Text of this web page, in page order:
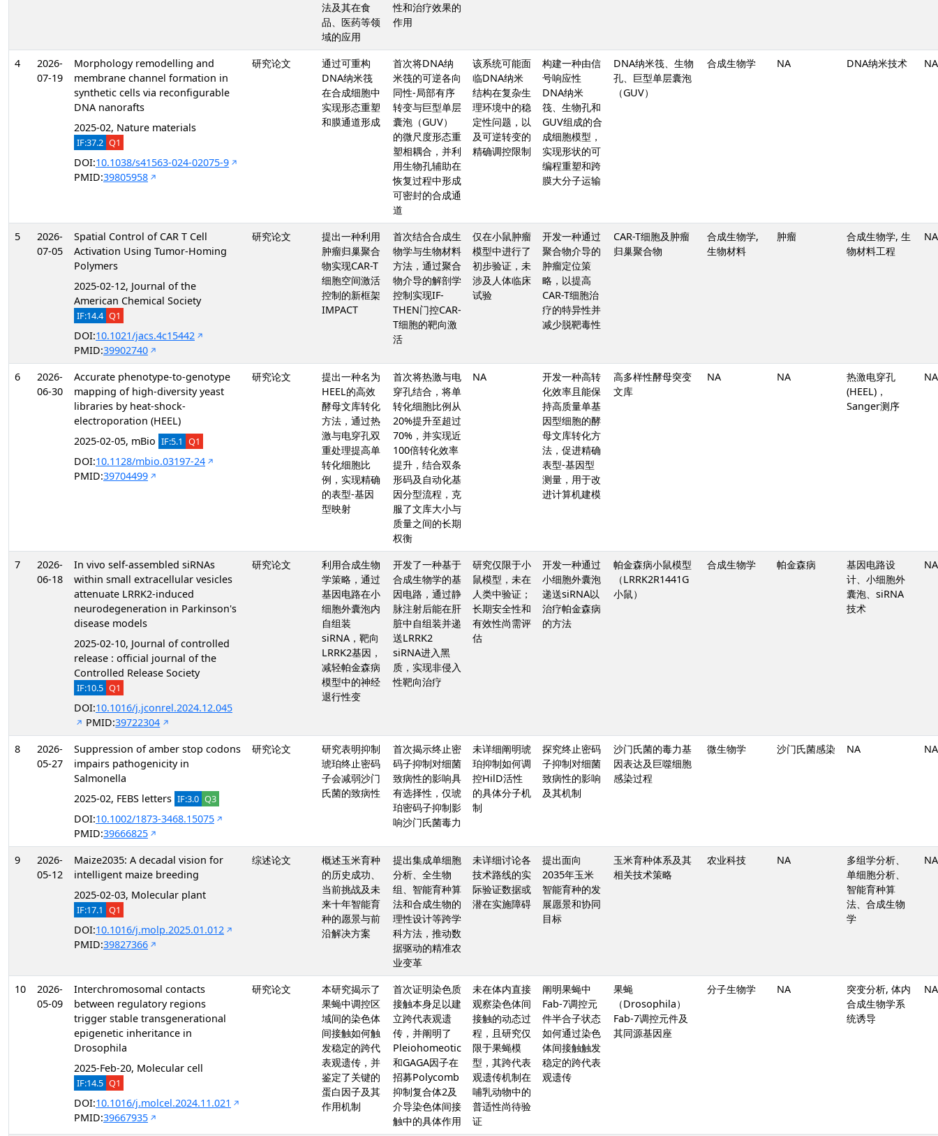
法及其在食
品、医药等领
域的应用
性和治疗效果的
作用
4
2026-
07-19
Morphology remodelling and
membrane channel formation in
synthetic cells via reconfigurable
DNA nanorafts
2025-02, Nature materials
IF:37.2 Q1
DOI:10.1038/s41563-024-02075-9
PMID:39805958
研究论文
通过可重构
DNA纳米筏
在合成细胞中
实现形态重塑
和膜通道形成
首次将DNA纳
米筏的可逆各向
同性-局部有序
转变与巨型单层
囊泡（GUV）
的微尺度形态重
塑相耦合，并利
用生物孔辅助在
恢复过程中形成
可密封的合成通
道
该系统可能面
临DNA纳米
结构在复杂生
理环境中的稳
定性问题，以
及可逆转变的
精确调控限制
构建一种由信
号响应性
DNA纳米
筏、生物孔和
GUV组成的合
成细胞模型，
实现形状的可
编程重塑和跨
膜大分子运输
DNA纳米筏、生物
孔、巨型单层囊泡
（GUV）
合成生物学 NA DNA纳米技术 NA
5
2026-
07-05
Spatial Control of CAR T Cell
Activation Using Tumor-Homing
Polymers
2025-02-12, Journal of the
American Chemical Society
IF:14.4 Q1
DOI:10.1021/jacs.4c15442
PMID:39902740
研究论文
提出一种利用
肿瘤归巢聚合
物实现CAR-T
细胞空间激活
控制的新框架
IMPACT
首次结合合成生
物学与生物材料
方法，通过聚合
物介导的解剖学
控制实现IF-
THEN门控CAR-
T细胞的靶向激
活
仅在小鼠肿瘤
模型中进行了
初步验证，未
涉及人体临床
试验
开发一种通过
聚合物介导的
肿瘤定位策
略，以提高
CAR-T细胞治
疗的特异性并
减少脱靶毒性
CAR-T细胞及肿瘤
归巢聚合物
合成生物学,
生物材料
肿瘤
合成生物学, 生
物材料工程
NA
6
2026-
06-30
Accurate phenotype-to-genotype
mapping of high-diversity yeast
libraries by heat-shock-
electroporation (HEEL)
2025-02-05, mBio IF:5.1 Q1
DOI:10.1128/mbio.03197-24
PMID:39704499
研究论文
提出一种名为
HEEL的高效
酵母文库转化
方法，通过热
激与电穿孔双
重处理提高单
转化细胞比
例，实现精确
的表型-基因
型映射
首次将热激与电
穿孔结合，将单
转化细胞比例从
20%提升至超过
70%，并实现近
100倍转化效率
提升，结合双条
形码及自动化基
因分型流程，克
服了文库大小与
质量之间的长期
权衡
NA
开发一种高转
化效率且能保
持高质量单基
因型细胞的酵
母文库转化方
法，促进精确
表型-基因型
测量，用于改
进计算机建模
高多样性酵母突变
文库
NA NA
热激电穿孔
(HEEL)，
Sanger测序
NA
7
2026-
06-18
In vivo self-assembled siRNAs
within small extracellular vesicles
attenuate LRRK2-induced
neurodegeneration in Parkinson's
disease models
2025-02-10, Journal of controlled
release : official journal of the
Controlled Release Society
IF:10.5 Q1
DOI:10.1016/j.jconrel.2024.12.045
PMID:39722304
研究论文
利用合成生物
学策略，通过
基因电路在小
细胞外囊泡内
自组装
siRNA，靶向
LRRK2基因，
减轻帕金森病
模型中的神经
退行性变
开发了一种基于
合成生物学的基
因电路，通过静
脉注射后能在肝
脏中自组装并递
送LRRK2
siRNA进入黑
质，实现非侵入
性靶向治疗
研究仅限于小
鼠模型，未在
人类中验证；
长期安全性和
有效性尚需评
估
开发一种通过
小细胞外囊泡
递送siRNA以
治疗帕金森病
的方法
帕金森病小鼠模型
（LRRK2R1441G
小鼠）
合成生物学 帕金森病
基因电路设
计、小细胞外
囊泡、siRNA
技术
NA
8
2026-
05-27
Suppression of amber stop codons
impairs pathogenicity in
Salmonella
2025-02, FEBS letters IF:3.0 Q3
DOI:10.1002/1873-3468.15075
PMID:39666825
研究论文
研究表明抑制
琥珀终止密码
子会减弱沙门
氏菌的致病性
首次揭示终止密
码子抑制对细菌
致病性的影响具
有选择性，仅琥
珀密码子抑制影
响沙门氏菌毒力
未详细阐明琥
珀抑制如何调
控HilD活性
的具体分子机
制
探究终止密码
子抑制对细菌
致病性的影响
及其机制
沙门氏菌的毒力基
因表达及巨噬细胞
感染过程
微生物学 沙门氏菌感染 NA NA
9
2026-
05-12
Maize2035: A decadal vision for
intelligent maize breeding
2025-02-03, Molecular plant
IF:17.1 Q1
DOI:10.1016/j.molp.2025.01.012
PMID:39827366
综述论文
概述玉米育种
的历史成功、
当前挑战及未
来十年智能育
种的愿景与前
沿解决方案
提出集成单细胞
分析、全生物
组、智能育种算
法和合成生物的
理性设计等跨学
科方法，推动数
据驱动的精准农
业变革
未详细讨论各
技术路线的实
际验证数据或
潜在实施障碍
提出面向
2035年玉米
智能育种的发
展愿景和协同
目标
玉米育种体系及其
相关技术策略
农业科技 NA
多组学分析、
单细胞分析、
智能育种算
法、合成生物
学
NA
10
2026-
05-09
Interchromosomal contacts
between regulatory regions
trigger stable transgenerational
epigenetic inheritance in
Drosophila
2025-Feb-20, Molecular cell
IF:14.5 Q1
DOI:10.1016/j.molcel.2024.11.021
PMID:39667935
研究论文
本研究揭示了
果蝇中调控区
域间的染色体
间接触如何触
发稳定的跨代
表观遗传，并
鉴定了关键的
蛋白因子及其
作用机制
首次证明染色质
接触本身足以建
立跨代表观遗
传，并阐明了
Pleiohomeotic
和GAGA因子在
招募Polycomb
抑制复合体2及
介导染色体间接
触中的具体作用
未在体内直接
观察染色体间
接触的动态过
程，且研究仅
限于果蝇模
型，其跨代表
观遗传机制在
哺乳动物中的
普适性尚待验
证
阐明果蝇中
Fab-7调控元
件半合子状态
如何通过染色
体间接触触发
稳定的跨代表
观遗传
果蝇
（Drosophila）
Fab-7调控元件及
其同源基因座
分子生物学 NA
突变分析, 体内
合成生物学系
统诱导
NA